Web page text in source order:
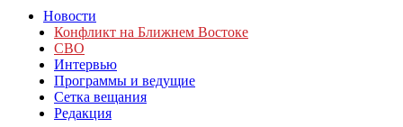
Новости
Конфликт на Ближнем Востоке
СВО
Интервью
Программы и ведущие
Сетка вещания
Редакция